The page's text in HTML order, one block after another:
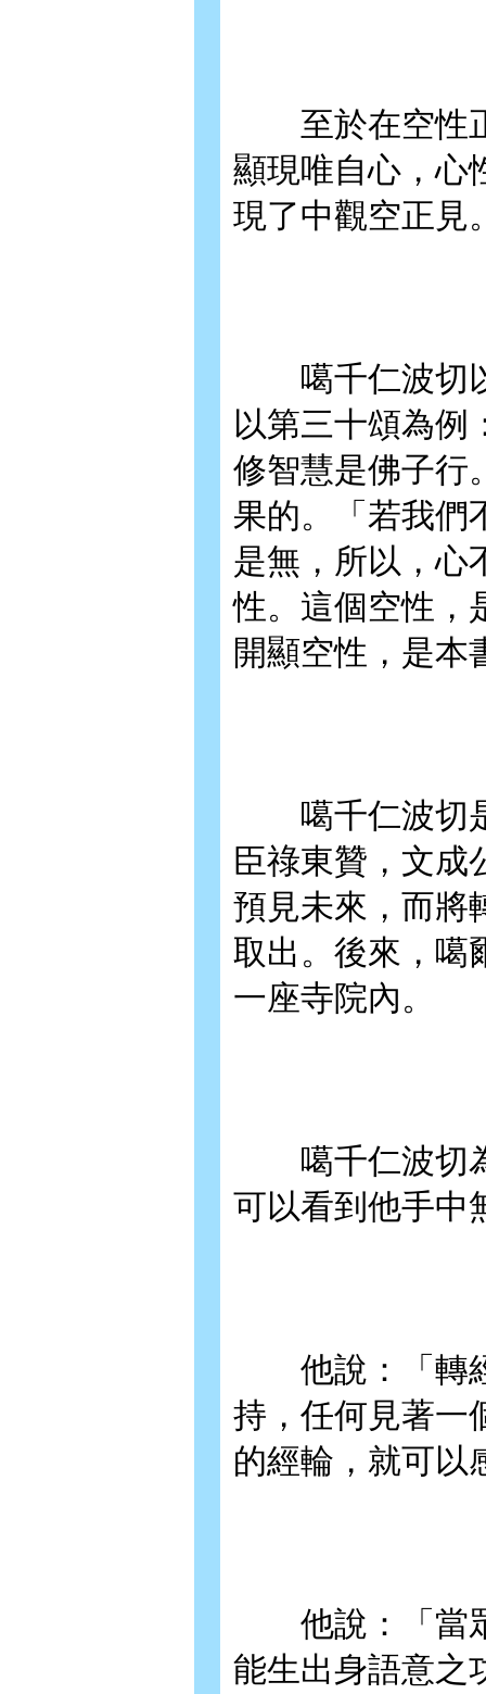
至於在空性正
顯現唯自心，心
現了中觀空正見
噶千仁波切以
以第三十頌為例
修智慧是佛子行
果的。「若我們
是無，所以，心
性。這個空性，
開顯空性，是
噶千仁波切是
臣祿東贊，文成
預見未來，而將
取出。後來，噶
一座寺院內。
噶千仁波切為
可以看到他手中
他說：「轉經
持，任何見著一
的經輪，就可以
他說：「當眾
能生出身語意之